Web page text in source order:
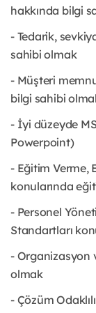
hakkında bilgi
- Tedarik,
sahibi olmak
- Müşteri
bilgi sahibi
- İyi düzeyde
Powerpoint)
- Eğitim Verme,
konularında
- Personel
Standartları
- Organizasyon
olmak
- Çözüm